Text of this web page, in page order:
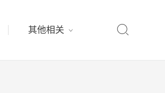
其他相关 